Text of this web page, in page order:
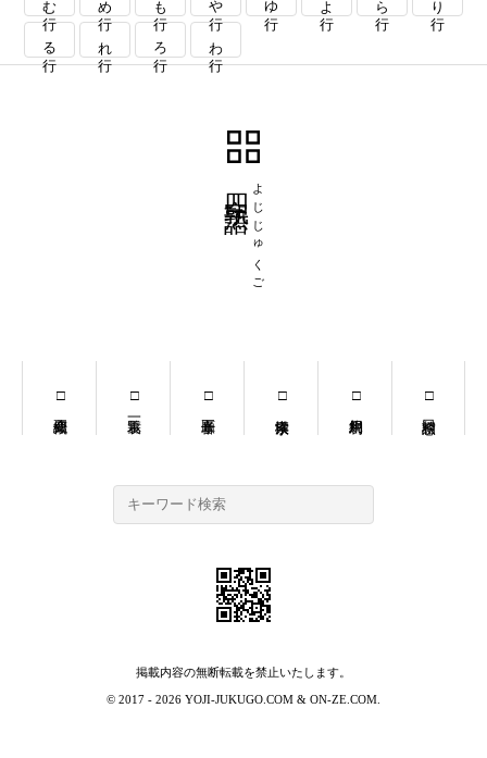
る行 れ行 ろ行 わ行
よじじゅくご
掲載内容の無断転載を禁止いたします。
© 2017 - 2026 YOJI-JUKUGO.COM & ON-ZE.COM